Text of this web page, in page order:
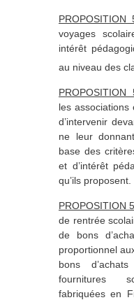
PROPOSITION
voyages
intérêt
au niveau des
PROPOSITION
les associations
d’intervenir
ne leur
base des
et d’intérêt
qu’ils proposent.
PROPOSITION
de rentrée
de bons
proportionnel
bons
fournitures
fabriquées en